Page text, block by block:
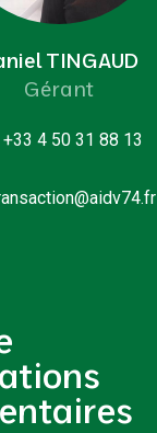
TINGAUD
Gérant
+33 4 50 31 88 13